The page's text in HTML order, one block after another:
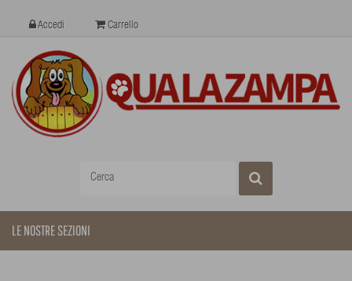
Accedi Carrello
LE NOSTRE SEZIONI